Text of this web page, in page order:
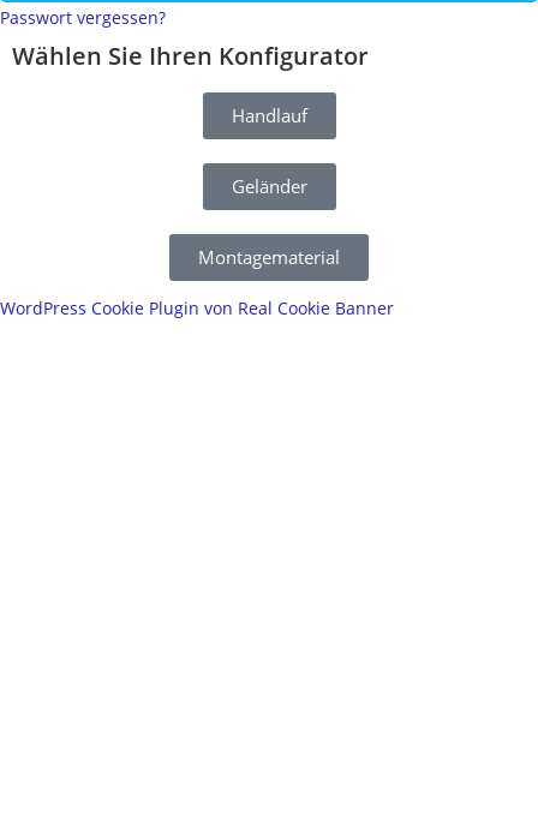
Passwort vergessen?
Wählen Sie Ihren Konfigurator
Handlauf
Geländer
Montagematerial
WordPress Cookie Plugin von Real Cookie Banner